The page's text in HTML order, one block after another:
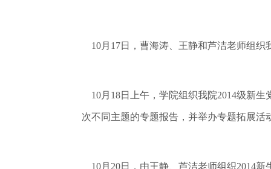
10月17日，曹海涛、王静和芦洁老师组织
10月18日上午，学院组织我院2014级新生
次不同主题的专题报告，并举办专题拓展
10月20日，由王静、芦洁老师组织2014新